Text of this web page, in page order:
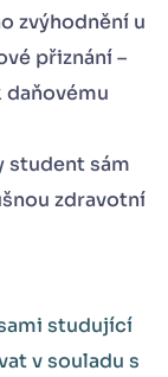
zvýhodnění u
přiznání –
student sám
zdravotní
studující
v souladu s